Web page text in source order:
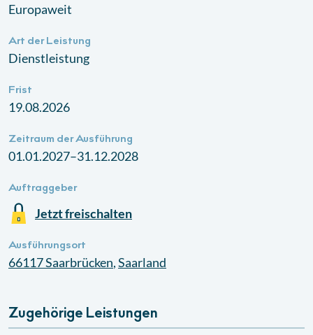
Europaweit
Art der Leistung
Dienstleistung
Frist
19.08.2026
Zeitraum der Ausführung
01.01.2027–31.12.2028
Auftraggeber
Jetzt freischalten
Ausführungsort
66117Saarbrücken,Saarland
Zugehörige Leistungen